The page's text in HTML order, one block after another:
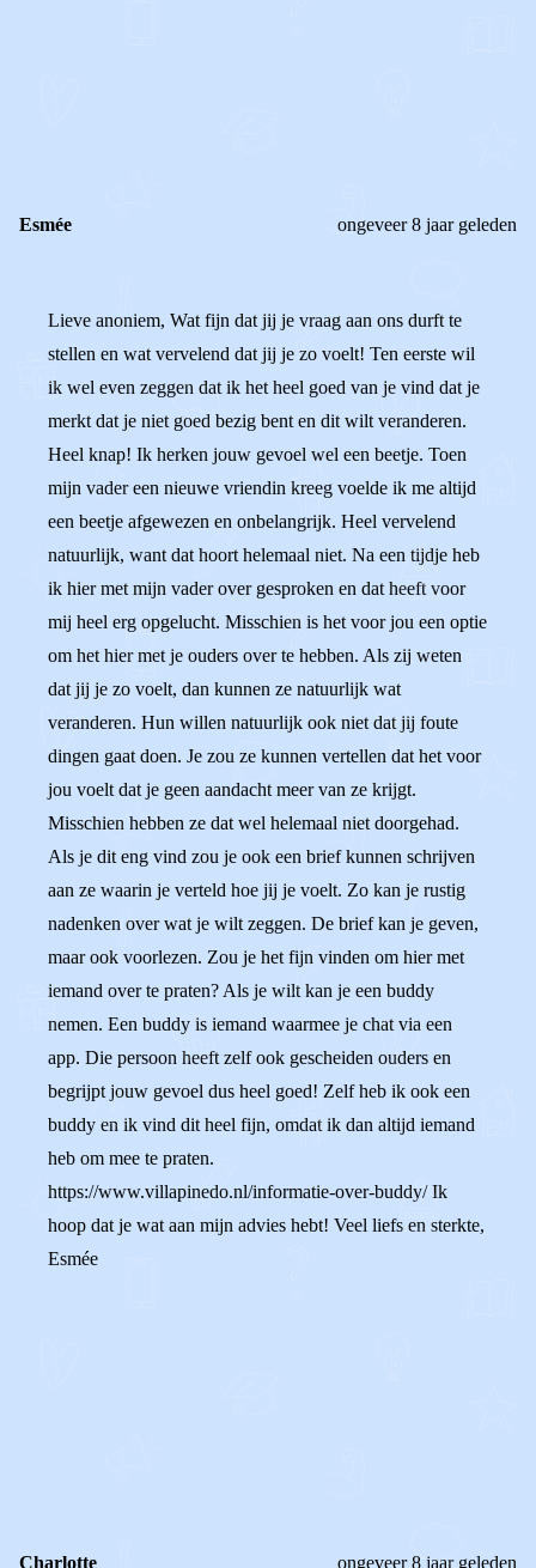
Esmée ongeveer 8 jaar geleden
Lieve anoniem, Wat fijn dat jij je vraag aan ons durft te
stellen en wat vervelend dat jij je zo voelt! Ten eerste wil
ik wel even zeggen dat ik het heel goed van je vind dat je
merkt dat je niet goed bezig bent en dit wilt veranderen.
Heel knap! Ik herken jouw gevoel wel een beetje. Toen
mijn vader een nieuwe vriendin kreeg voelde ik me altijd
een beetje afgewezen en onbelangrijk. Heel vervelend
natuurlijk, want dat hoort helemaal niet. Na een tijdje heb
ik hier met mijn vader over gesproken en dat heeft voor
mij heel erg opgelucht. Misschien is het voor jou een optie
om het hier met je ouders over te hebben. Als zij weten
dat jij je zo voelt, dan kunnen ze natuurlijk wat
veranderen. Hun willen natuurlijk ook niet dat jij foute
dingen gaat doen. Je zou ze kunnen vertellen dat het voor
jou voelt dat je geen aandacht meer van ze krijgt.
Misschien hebben ze dat wel helemaal niet doorgehad.
Als je dit eng vind zou je ook een brief kunnen schrijven
aan ze waarin je verteld hoe jij je voelt. Zo kan je rustig
nadenken over wat je wilt zeggen. De brief kan je geven,
maar ook voorlezen. Zou je het fijn vinden om hier met
iemand over te praten? Als je wilt kan je een buddy
nemen. Een buddy is iemand waarmee je chat via een
app. Die persoon heeft zelf ook gescheiden ouders en
begrijpt jouw gevoel dus heel goed! Zelf heb ik ook een
buddy en ik vind dit heel fijn, omdat ik dan altijd iemand
heb om mee te praten.
https://www.villapinedo.nl/informatie-over-buddy/ Ik
hoop dat je wat aan mijn advies hebt! Veel liefs en sterkte,
Esmée
Charlotte ongeveer 8 jaar geleden